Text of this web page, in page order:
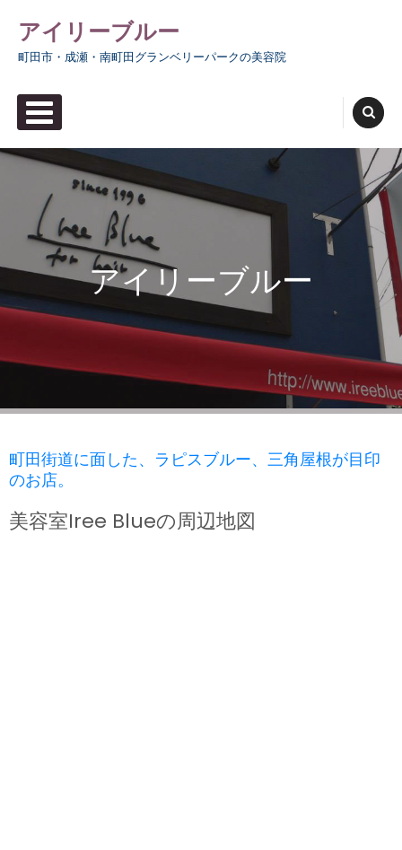
content
アイリーブルー
町田市・成瀬・南町田グランベリーパークの美容院
アイリーブルー
町田街道に面した、ラピスブルー、三角屋根が目印
のお店。
美容室Iree Blueの周辺地図